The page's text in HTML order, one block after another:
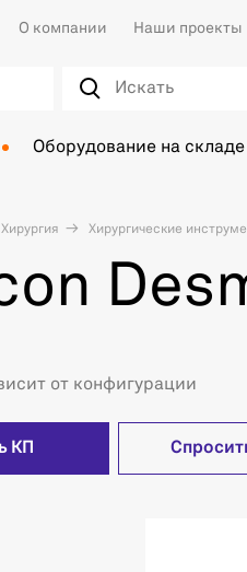
О компании Наши проекты
Оборудование на складе
Хирургия Хирургические
от конфигурации
КП